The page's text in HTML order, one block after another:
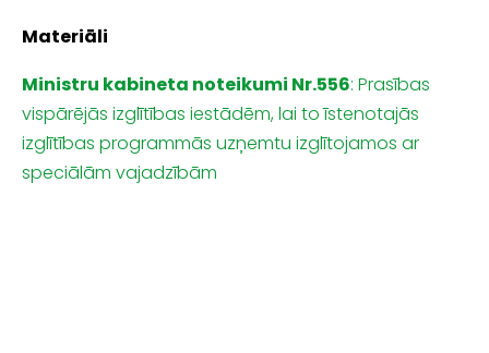
Materiāli
Ministru kabineta noteikumi Nr.556: Prasības
vispārējās izglītības iestādēm, lai to īstenotajās
izglītības programmās uzņemtu izglītojamos ar
speciālām vajadzībām